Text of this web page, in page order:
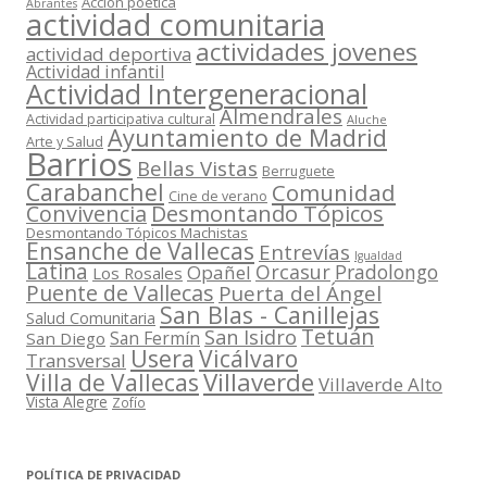
actividad comunitaria
actividad deportiva actividades jovenes
Actividad infantil
Actividad Intergeneracional
Actividad participativa cultural Almendrales Aluche
Arte y Salud Ayuntamiento de Madrid
Barrios Bellas Vistas Berruguete
Carabanchel Cine de verano Comunidad
ConvivenciaDesmontando Tópicos
Desmontando Tópicos Machistas
Ensanche de Vallecas Entrevías Igualdad
Latina Los Rosales Opañel Orcasur Pradolongo
Puente de Vallecas Puerta del Ángel
Salud Comunitaria San Blas - Canillejas
San Diego San Fermín San IsidroTetuán
Transversal Usera Vicálvaro
Villa de VallecasVillaverde Villaverde Alto
Vista Alegre Zofío
POLÍTICA DE PRIVACIDAD